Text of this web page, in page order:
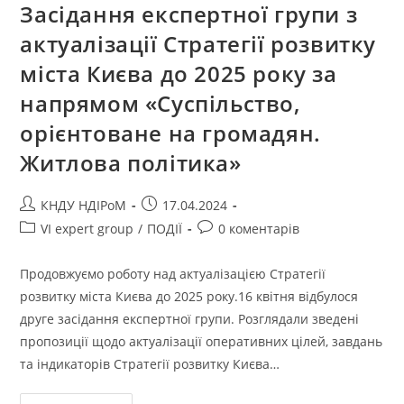
Засідання експертної групи з
актуалізації Стратегії розвитку
міста Києва до 2025 року за
напрямом «Суспільство,
орієнтоване на громадян.
Житлова політика»
КНДУ НДІРоМ
17.04.2024
VI expert group / ПОДІЇ 0 коментарів
Продовжуємо роботу над актуалізацією Стратегії
розвитку міста Києва до 2025 року.16 квітня відбулося
друге засідання експертної групи. Розглядали зведені
пропозиції щодо актуалізації оперативних цілей, завдань
та індикаторів Стратегії розвитку Києва…